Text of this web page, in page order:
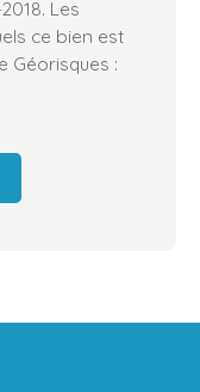
Les
ce bien est
Géorisques :